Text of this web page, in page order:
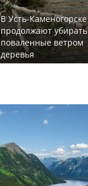
В Усть-Каменогорске
продолжают убирать
поваленные ветром
деревья